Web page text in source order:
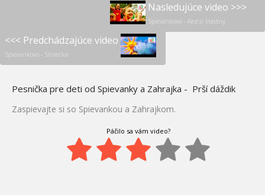
Nasledujúce video >>>
Spievankovo - Keď si štastný
<<< Predchádzajúce video
Spievankovo - Slniečko
Pesnička pre deti od Spievanky a Zahrajka - Prší dáždik
Zaspievajte si so Spievankou a Zahrajkom.
Páčilo sa vám video?